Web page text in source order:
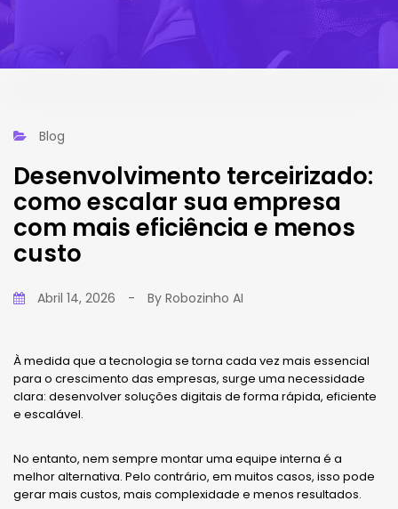
Blog
Desenvolvimento terceirizado:
como escalar sua empresa
com mais eficiência e menos
custo
Abril 14, 2026 - By Robozinho AI
À medida que a tecnologia se torna cada vez mais essencial
para o crescimento das empresas, surge uma necessidade
clara: desenvolver soluções digitais de forma rápida, eficiente
e escalável.
No entanto, nem sempre montar uma equipe interna é a
melhor alternativa. Pelo contrário, em muitos casos, isso pode
gerar mais custos, mais complexidade e menos resultados.